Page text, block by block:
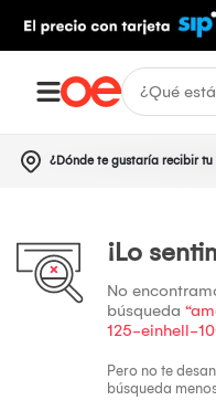
¿Dónde te gustaría recibir
¡Lo
No
búsqueda
125-einhell-
Pero no te
búsqueda